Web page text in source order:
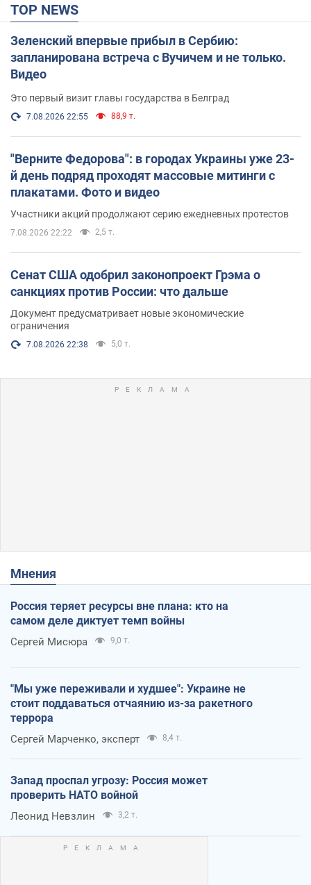
TOP NEWS
Зеленский впервые прибыл в Сербию:
запланирована встреча с Вучичем и не только.
Видео
Это первый визит главы государства в Белград
7.08.2026 22:55 88,9 т.
"Верните Федорова": в городах Украины уже 23-
й день подряд проходят массовые митинги с
плакатами. Фото и видео
Участники акций продолжают серию ежедневных протестов
7.08.2026 22:22 2,5 т.
Сенат США одобрил законопроект Грэма о
санкциях против России: что дальше
Документ предусматривает новые экономические
ограничения
7.08.2026 22:38 5,0 т.
Мнения
Россия теряет ресурсы вне плана: кто на
самом деле диктует темп войны
Сергей Мисюра 9,0 т.
"Мы уже переживали и худшее": Украине не
стоит поддаваться отчаянию из-за ракетного
террора
Сергей Марченко, эксперт 8,4 т.
Запад проспал угрозу: Россия может
проверить НАТО войной
Леонид Невзлин 3,2 т.